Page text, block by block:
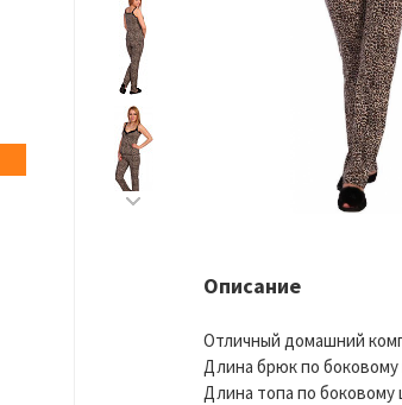
Описание
Отличный домашний
Длина брюк по боковому
Длина топа по боковому